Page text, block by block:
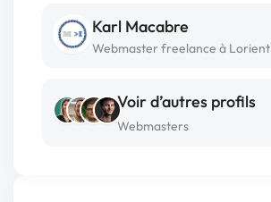
Karl Macabre
Webmaster freelance à Lorient
Voir d’autres profils
Webmasters